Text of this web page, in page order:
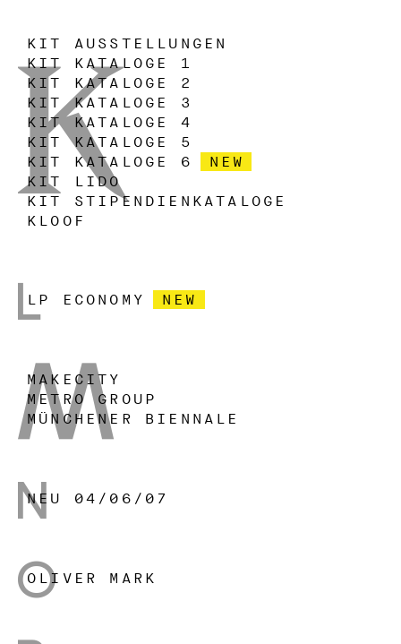
KIT AUSSTELLUNGEN
KIT KATALOGE 1
KIT KATALOGE 2
KIT KATALOGE 3
KIT KATALOGE 4
KIT KATALOGE 5
KIT KATALOGE 6
NEW
KIT LIDO
KIT STIPENDIENKATALOGE
KLOOF
L
LP ECONOMY NEW
M
MAKECITY
METRO GROUP
MÜNCHENER BIENNALE
NEU 04/06/07
O
OLIVER MARK